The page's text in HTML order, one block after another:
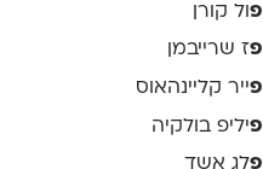
פ ול קורן
פז שרייבמן
פייר קליינהאוס
פיליפ בולקיה
פלג אשד